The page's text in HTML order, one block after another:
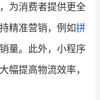
为消费者提供更全
精准营销，例如拼
量。此外，小程序
幅提高物流效率，